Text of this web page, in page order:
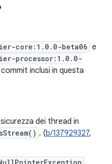
core:1.0.0-beta06 e
processor:1.0.0-
inclusi in questa
dei thread in
. (b/137929327,